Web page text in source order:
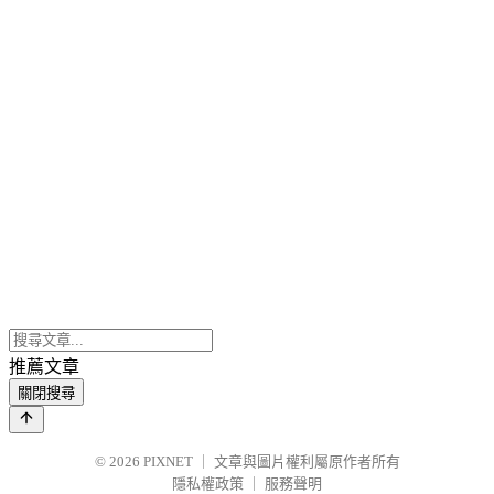
推薦文章
關閉搜尋
© 2026 PIXNET
文章與圖片權利屬原作者所有
隱私權政策
服務聲明